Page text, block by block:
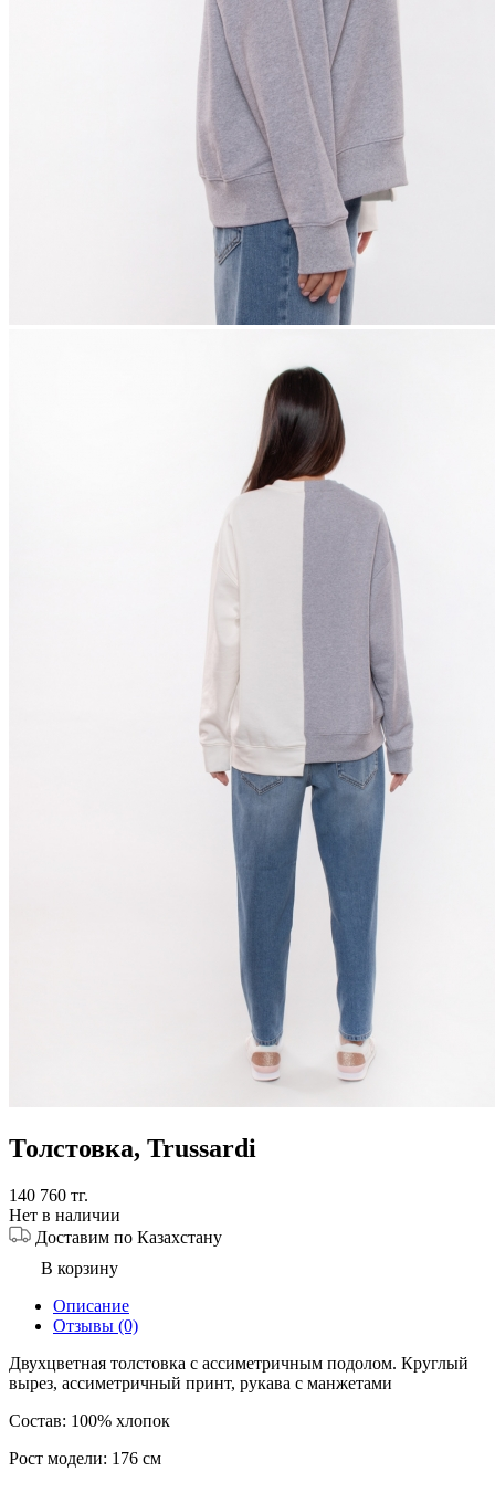
Толстовка, Trussardi
140 760 тг.
Нет в наличии
Доставим по Казахстану
В корзину
Описание
Отзывы (0)
Двухцветная толстовка с ассиметричным подолом. Круглый
вырез, ассиметричный принт, рукава с манжетами
Состав: 100% хлопок
Рост модели: 176 см